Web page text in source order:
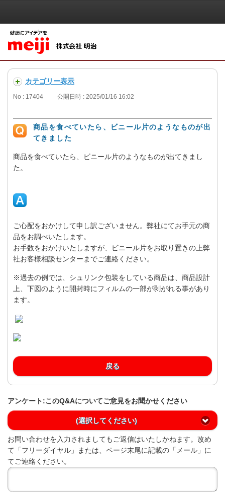
カテゴリー表示
No : 17404 公開日時 : 2025/01/16 16:02
商品を食べていたら、ビニール片のようなものが出
てきました
商品を食べていたら、ビニール片のようなものが出てきまし
た。
ご心配をおかけして申し訳ございません。弊社にてお手元の商
品をお調べいたします。
お手数をおかけいたしますが、ビニール片をお取り置きの上弊
社お客様相談センターまでご連絡ください。
※過去の例では、シュリンク包装をしている商品は、商品設計
上、下図のように開封時にフィルムの一部が剥がれる事があり
ます。
戻る
アンケート:このQ&Aについてご意見をお聞かせください
(選択してください)
お問い合わせを入力されましてもご返信はいたしかねます。改め
て「フリーダイヤル」または、ページ末尾に記載の「メール」に
てご連絡ください。